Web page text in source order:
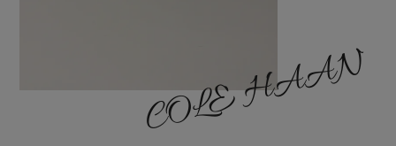
COLE HAAN